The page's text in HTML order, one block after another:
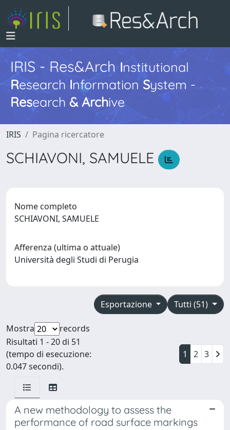
IRIS - Res&ArchInstitutional
Research InformationSystem -
Research & Archive
IRIS Pagina ricercatore
SCHIAVONI, SAMUELE
Nome completo
SCHIAVONI, SAMUELE
Afferenza (ultima o attuale)
Università degli Studi di Perugia
Tutti (51)
Esportazione
Mostra
records
Risultati 1 - 20 di 51
(tempo di esecuzione:
0.047 secondi).
1 2 3
A new methodology to assess the
performance of road surface markings